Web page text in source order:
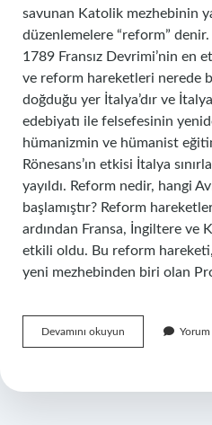
savunan Katolik mezhebinin
düzenlemelere “reform”
1789 Fransız Devrimi’nin en
ve reform hareketleri nerede
doğduğu yer İtalya’dır ve
edebiyatı ile felsefesinin
hümanizmin ve hümanist
Rönesans’ın etkisi İtalya
yayıldı. Reform nedir, hangi
başlamıştır? Reform
ardından Fransa, İngiltere ve
etkili oldu. Bu reform
yeni mezhebinden biri olan
Devamını okuyun Rönesans
Ve
Ülkelerde
Yorum